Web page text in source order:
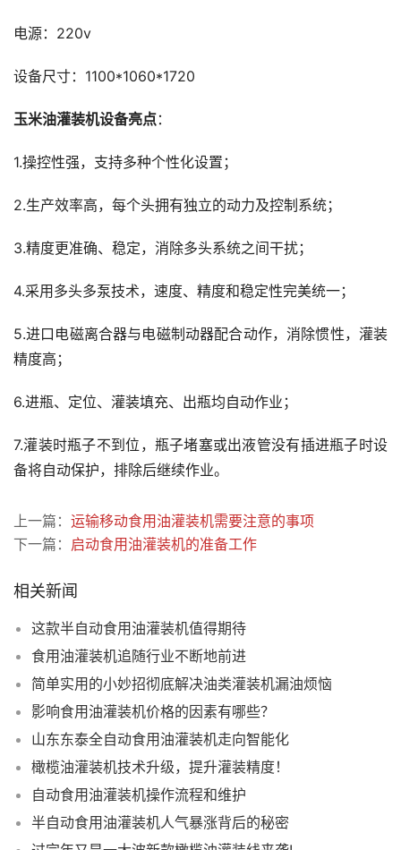
电源：220v
设备尺寸：1100*1060*1720
玉米油灌装机设备亮点：
1.操控性强，支持多种个性化设置；
2.生产效率高，每个头拥有独立的动力及控制系统；
3.精度更准确、稳定，消除多头系统之间干扰；
4.采用多头多泵技术，速度、精度和稳定性完美统一；
5.进口电磁离合器与电磁制动器配合动作，消除惯性，灌装
精度高；
6.进瓶、定位、灌装填充、出瓶均自动作业；
7.灌装时瓶子不到位，瓶子堵塞或出液管没有插进瓶子时设
备将自动保护，排除后继续作业。
上一篇： 运输移动食用油灌装机需要注意的事项
下一篇： 启动食用油灌装机的准备工作
相关新闻
这款半自动食用油灌装机值得期待
食用油灌装机追随行业不断地前进
简单实用的小妙招彻底解决油类灌装机漏油烦恼
影响食用油灌装机价格的因素有哪些？
山东东泰全自动食用油灌装机走向智能化
橄榄油灌装机技术升级，提升灌装精度！
自动食用油灌装机操作流程和维护
半自动食用油灌装机人气暴涨背后的秘密